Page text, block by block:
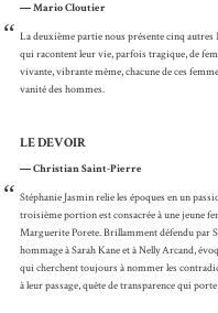
Mario Cloutier
“ La deuxième partie nous présente cinq
qui racontent leur vie, parfois tragique, de
vivante, vibrante même, chacune de ces
vanité des hommes.
LE DEVOIR
Christian Saint-Pierre
“ Stéphanie Jasmin relie les époques en un
troisième portion est consacrée à une jeune
Marguerite Porete. Brillamment défendu par
hommage à Sarah Kane et à Nelly Arcand,
qui cherchent toujours à nommer les
à leur passage, quête de transparence qui